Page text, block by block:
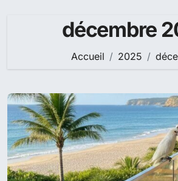
décembre
Accueil 2025